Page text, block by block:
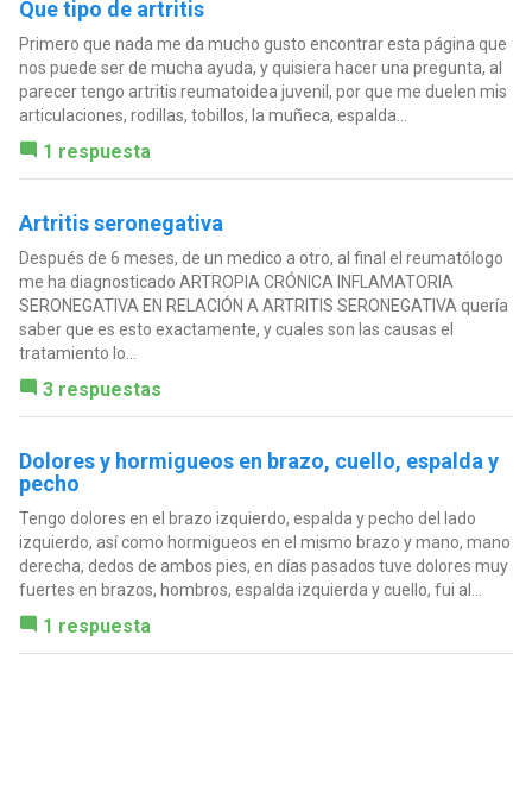
Que tipo de artritis
Primero que nada me da mucho gusto encontrar esta página que
nos puede ser de mucha ayuda, y quisiera hacer una pregunta, al
parecer tengo artritis reumatoidea juvenil, por que me duelen mis
articulaciones, rodillas, tobillos, la muñeca, espalda...
1 respuesta
Artritis seronegativa
Después de 6 meses, de un medico a otro, al final el reumatólogo
me ha diagnosticado ARTROPIA CRÓNICA INFLAMATORIA
SERONEGATIVA EN RELACIÓN A ARTRITIS SERONEGATIVA quería
saber que es esto exactamente, y cuales son las causas el
tratamiento lo...
3 respuestas
Dolores y hormigueos en brazo, cuello, espalda y
pecho
Tengo dolores en el brazo izquierdo, espalda y pecho del lado
izquierdo, así como hormigueos en el mismo brazo y mano, mano
derecha, dedos de ambos pies, en días pasados tuve dolores muy
fuertes en brazos, hombros, espalda izquierda y cuello, fui al...
1 respuesta